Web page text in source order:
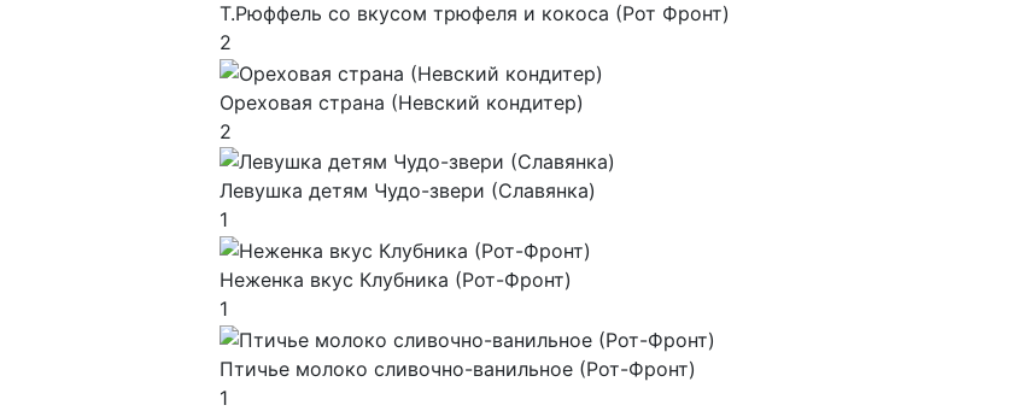
Т.Рюффель со вкусом трюфеля и кокоса (Рот Фронт)
2
Ореховая страна (Невский кондитер)
2
Левушка детям Чудо-звери (Славянка)
1
Неженка вкус Клубника (Рот-Фронт)
1
Птичье молоко сливочно-ванильное (Рот-Фронт)
1